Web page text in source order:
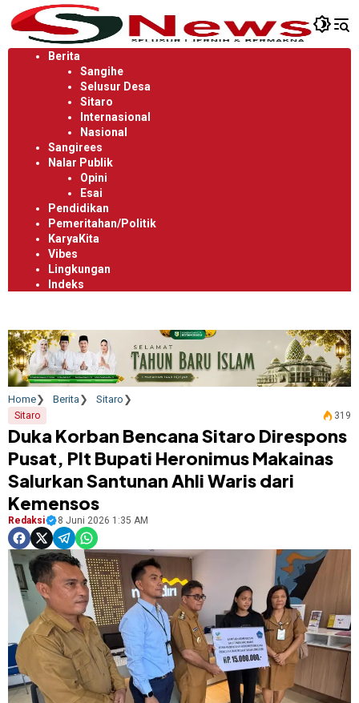
Langsung
ke
konten
Berita
Sangihe
Selusur Desa
Sitaro
Internasional
Nasional
Sangirees
Nalar Publik
Opini
Esai
Pendidikan
Pemeritahan/Politik
KaryaKita
Vibes
Lingkungan
Indeks
Home Berita Sitaro
Sitaro 319
Duka Korban Bencana Sitaro Direspons
Pusat, Plt Bupati Heronimus Makainas
Salurkan Santunan Ahli Waris dari
Kemensos
Redaksi 8 Juni 2026 1:35 AM